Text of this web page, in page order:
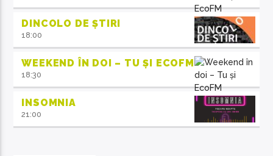
DINCOLO DE ȘTIRI
18:00
WEEKEND ÎN DOI – TU ȘI ECOFM
18:30
INSOMNIA
21:00